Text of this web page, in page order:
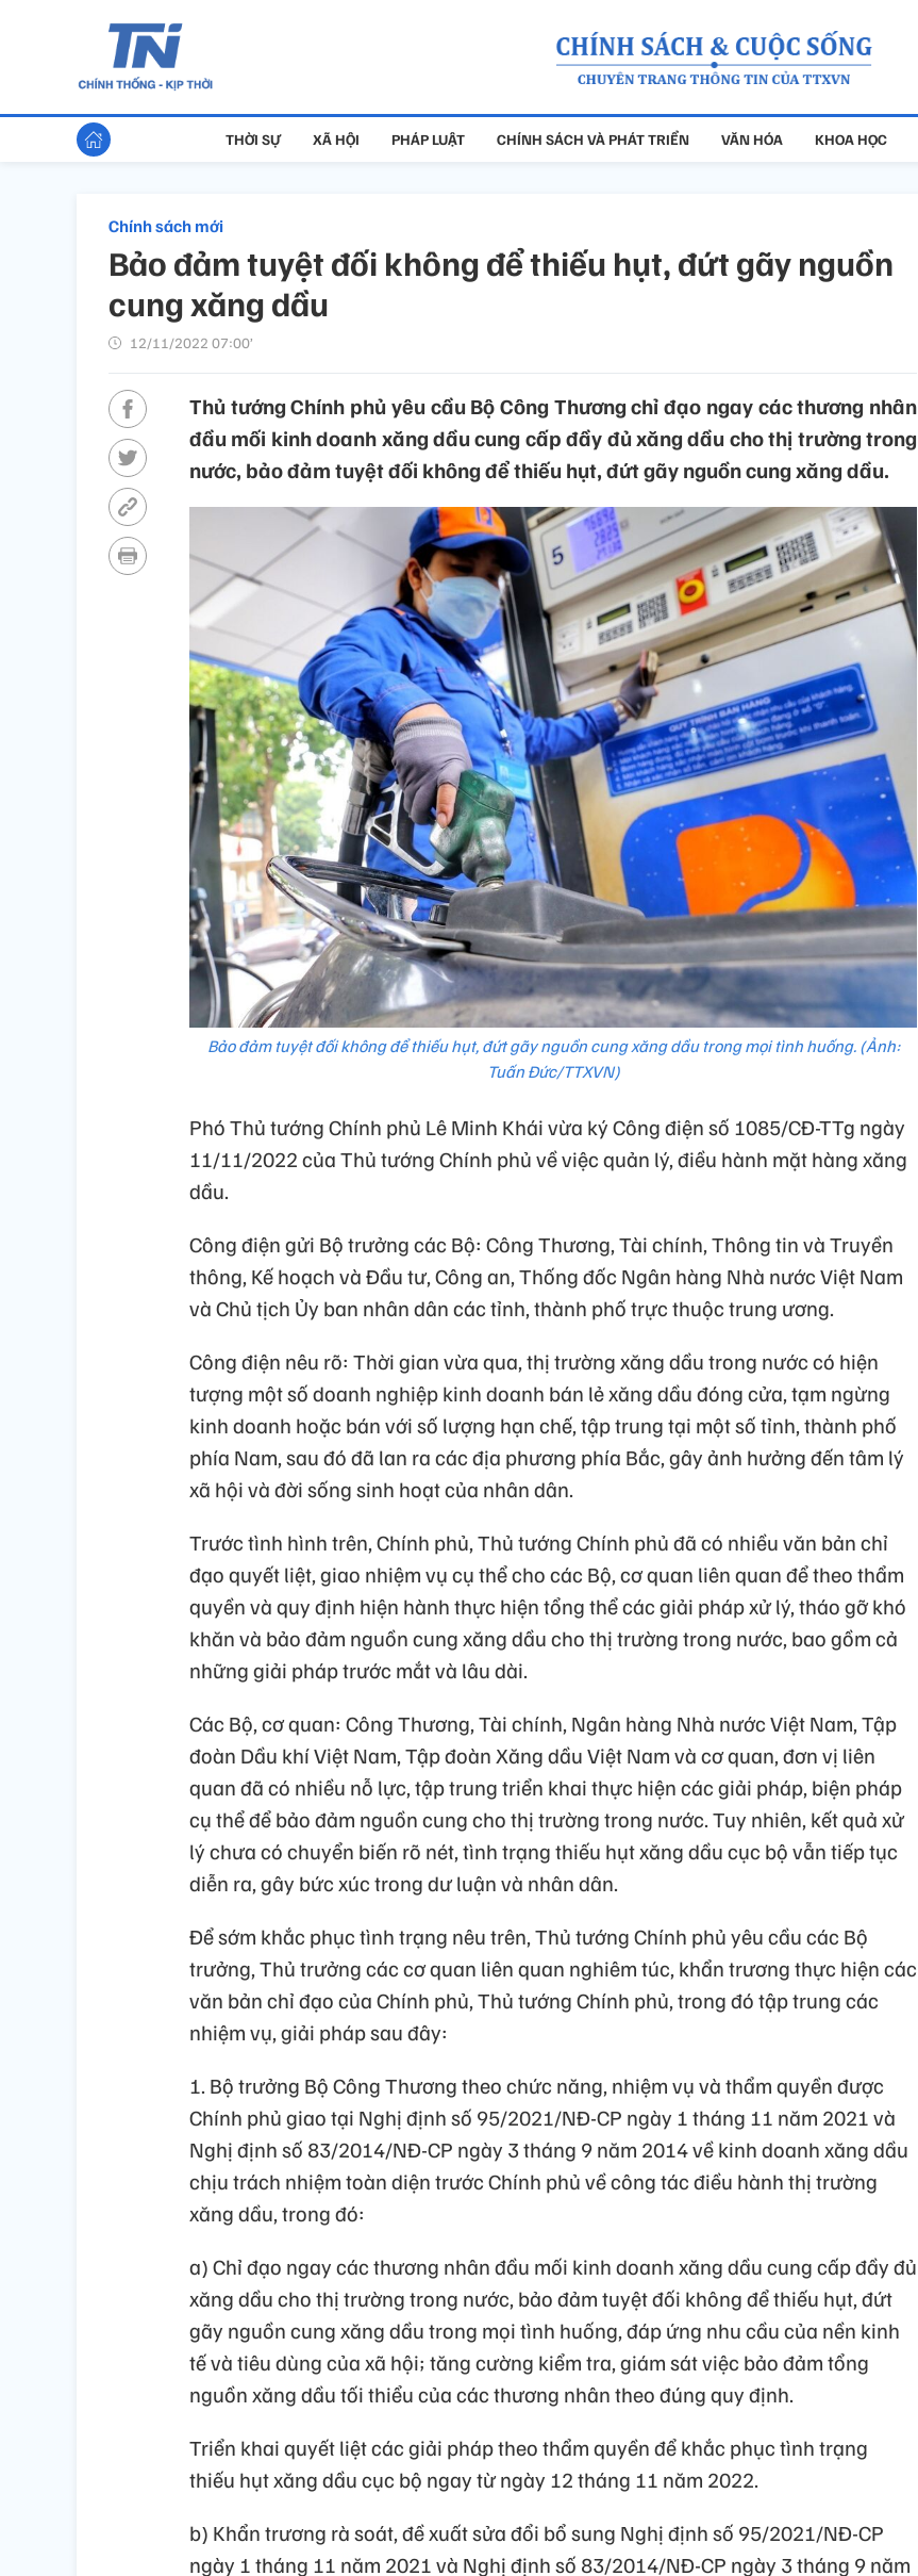
THỜI SỰ XÃ HỘI PHÁP LUẬT CHÍNH SÁCH VÀ PHÁT TRIỂN VĂN HÓA KHOA HỌC
Chính sách mới
Bảo đảm tuyệt đối không để thiếu hụt, đứt gãy nguồn
cung xăng dầu
12/11/2022 07:00’
Thủ tướng Chính phủ yêu cầu Bộ Công Thương chỉ đạo ngay các thương nhân
đầu mối kinh doanh xăng dầu cung cấp đầy đủ xăng dầu cho thị trường trong
nước, bảo đảm tuyệt đối không để thiếu hụt, đứt gãy nguồn cung xăng dầu.
Bảo đảm tuyệt đối không để thiếu hụt, đứt gãy nguồn cung xăng dầu trong mọi tình huống. (Ảnh:
Tuấn Đức/TTXVN)
Phó Thủ tướng Chính phủ Lê Minh Khái vừa ký Công điện số 1085/CĐ-TTg ngày
11/11/2022 của Thủ tướng Chính phủ về việc quản lý, điều hành mặt hàng xăng
dầu.
Công điện gửi Bộ trưởng các Bộ: Công Thương, Tài chính, Thông tin và Truyền
thông, Kế hoạch và Đầu tư, Công an, Thống đốc Ngân hàng Nhà nước Việt Nam
và Chủ tịch Ủy ban nhân dân các tỉnh, thành phố trực thuộc trung ương.
Công điện nêu rõ: Thời gian vừa qua, thị trường xăng dầu trong nước có hiện
tượng một số doanh nghiệp kinh doanh bán lẻ xăng dầu đóng cửa, tạm ngừng
kinh doanh hoặc bán với số lượng hạn chế, tập trung tại một số tỉnh, thành phố
phía Nam, sau đó đã lan ra các địa phương phía Bắc, gây ảnh hưởng đến tâm lý
xã hội và đời sống sinh hoạt của nhân dân.
Trước tình hình trên, Chính phủ, Thủ tướng Chính phủ đã có nhiều văn bản chỉ
đạo quyết liệt, giao nhiệm vụ cụ thể cho các Bộ, cơ quan liên quan để theo thẩm
quyền và quy định hiện hành thực hiện tổng thể các giải pháp xử lý, tháo gỡ khó
khăn và bảo đảm nguồn cung xăng dầu cho thị trường trong nước, bao gồm cả
những giải pháp trước mắt và lâu dài.
Các Bộ, cơ quan: Công Thương, Tài chính, Ngân hàng Nhà nước Việt Nam, Tập
đoàn Dầu khí Việt Nam, Tập đoàn Xăng dầu Việt Nam và cơ quan, đơn vị liên
quan đã có nhiều nỗ lực, tập trung triển khai thực hiện các giải pháp, biện pháp
cụ thể để bảo đảm nguồn cung cho thị trường trong nước. Tuy nhiên, kết quả xử
lý chưa có chuyển biến rõ nét, tình trạng thiếu hụt xăng dầu cục bộ vẫn tiếp tục
diễn ra, gây bức xúc trong dư luận và nhân dân.
Để sớm khắc phục tình trạng nêu trên, Thủ tướng Chính phủ yêu cầu các Bộ
trưởng, Thủ trưởng các cơ quan liên quan nghiêm túc, khẩn trương thực hiện các
văn bản chỉ đạo của Chính phủ, Thủ tướng Chính phủ, trong đó tập trung các
nhiệm vụ, giải pháp sau đây:
1. Bộ trưởng Bộ Công Thương theo chức năng, nhiệm vụ và thẩm quyền được
Chính phủ giao tại Nghị định số 95/2021/NĐ-CP ngày 1 tháng 11 năm 2021 và
Nghị định số 83/2014/NĐ-CP ngày 3 tháng 9 năm 2014 về kinh doanh xăng dầu
chịu trách nhiệm toàn diện trước Chính phủ về công tác điều hành thị trường
xăng dầu, trong đó:
a) Chỉ đạo ngay các thương nhân đầu mối kinh doanh xăng dầu cung cấp đầy đủ
xăng dầu cho thị trường trong nước, bảo đảm tuyệt đối không để thiếu hụt, đứt
gãy nguồn cung xăng dầu trong mọi tình huống, đáp ứng nhu cầu của nền kinh
tế và tiêu dùng của xã hội; tăng cường kiểm tra, giám sát việc bảo đảm tổng
nguồn xăng dầu tối thiểu của các thương nhân theo đúng quy định.
Triển khai quyết liệt các giải pháp theo thẩm quyền để khắc phục tình trạng
thiếu hụt xăng dầu cục bộ ngay từ ngày 12 tháng 11 năm 2022.
b) Khẩn trương rà soát, đề xuất sửa đổi bổ sung Nghị định số 95/2021/NĐ-CP
ngày 1 tháng 11 năm 2021 và Nghị định số 83/2014/NĐ-CP ngày 3 tháng 9 năm